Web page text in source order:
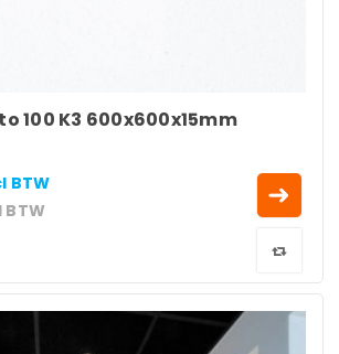
100 K3 600x600x15mm
BTW
BTW